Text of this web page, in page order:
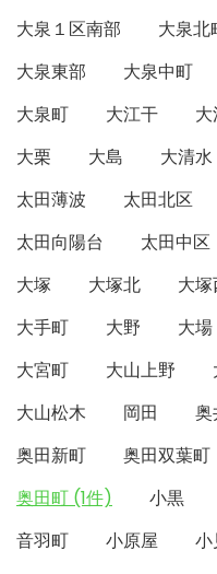
大泉１区南部
大泉北
大泉東部
大泉中町
大泉町
大江干
大栗
大島 大清水
太田薄波
太田北区
太田向陽台
太田中区
大塚
大塚北 大
大手町
大野 大場
大宮町
大山上野
大山松木
岡田 奥
奥田新町
奥田双葉町
奥田町 (1件)
小黒
音羽町
小原屋 小